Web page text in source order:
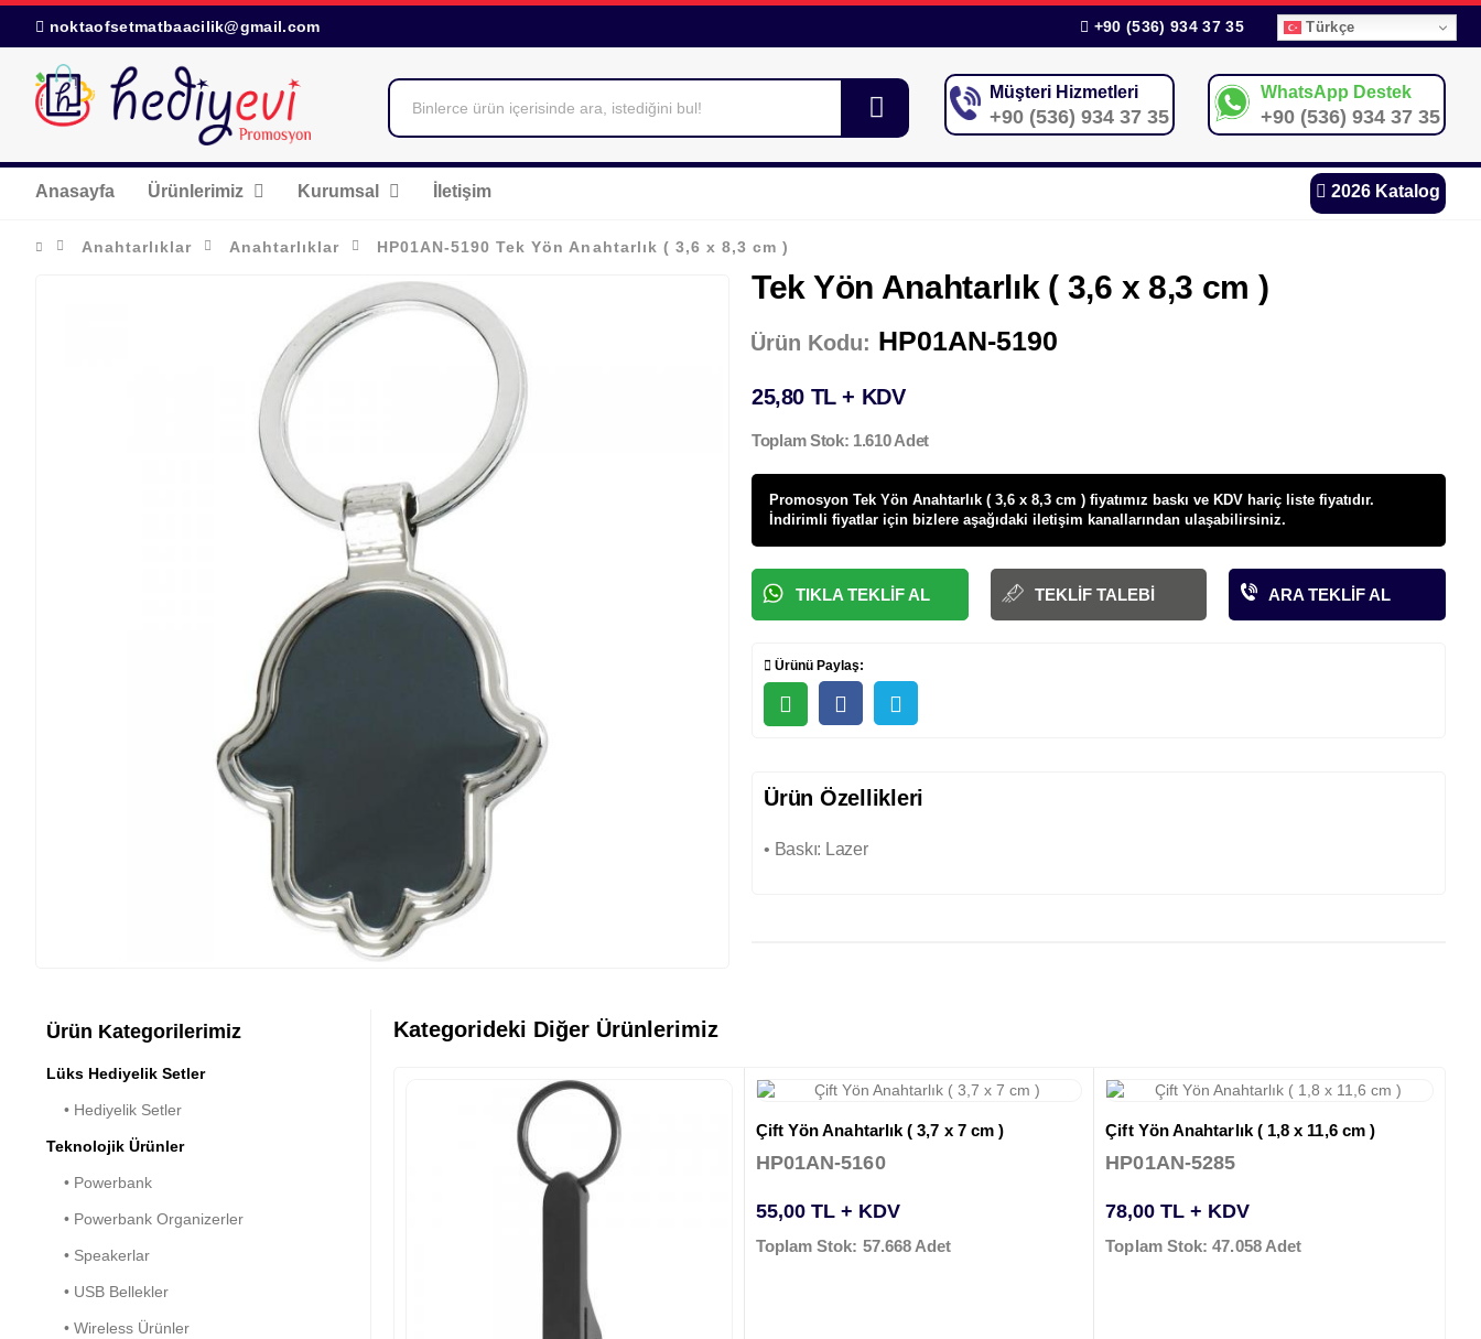
noktaofsetmatbaacilik@gmail.com +90 (536) 934 37 35 Türkçe
Müşteri Hizmetleri
+90 (536) 934 37 35
WhatsApp Destek
+90 (536) 934 37 35
Anasayfa Ürünlerimiz Kurumsal İletişim 2026 Katalog
Anahtarlıklar Anahtarlıklar HP01AN-5190 Tek Yön Anahtarlık ( 3,6 x 8,3 cm )
Tek Yön Anahtarlık ( 3,6 x 8,3 cm )
Ürün Kodu: HP01AN-5190
25,80 TL + KDV
Toplam Stok: 1.610 Adet
Promosyon Tek Yön Anahtarlık ( 3,6 x 8,3 cm ) fiyatımız baskı ve KDV hariç liste fiyatıdır.
İndirimli fiyatlar için bizlere aşağıdaki iletişim kanallarından ulaşabilirsiniz.
TIKLA TEKLIF AL TEKLIF TALEBI ARA TEKLIF AL
Ürünü Paylaş:
Ürün Özellikleri
• Baskı: Lazer
Ürün Kategorilerimiz
Lüks Hediyelik Setler
• Hediyelik Setler
Teknolojik Ürünler
• Powerbank
• Powerbank Organizerler
• Speakerlar
• USB Bellekler
• Wireless Ürünler
Kategorideki Diğer Ürünlerimiz
Çift Yön Anahtarlık ( 3,7 x 7 cm )
HP01AN-5160
55,00 TL + KDV
Toplam Stok: 57.668 Adet
Çift Yön Anahtarlık ( 1,8 x 11,6 cm )
HP01AN-5285
78,00 TL + KDV
Toplam Stok: 47.058 Adet